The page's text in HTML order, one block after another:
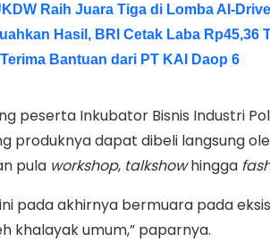
Raih Juara Tiga di Lomba AI-
Hasil, BRI Cetak Laba Rp45,36
Bantuan dari PT KAI Daop 6
peserta Inkubator Bisnis Industri
produknya dapat dibeli langsung
pula workshop, talkshowhingga
pada akhirnya bermuara pada
khalayak umum,” paparnya.